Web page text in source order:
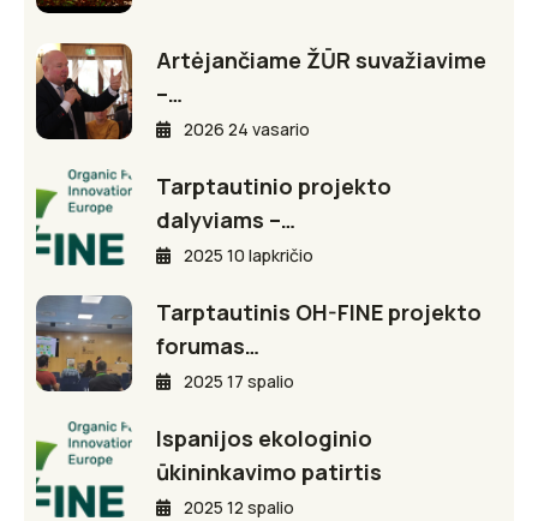
Artėjančiame ŽŪR suvažiavime
–…
2026 24 vasario
Tarptautinio projekto
dalyviams –…
2025 10 lapkričio
Tarptautinis OH-FINE projekto
forumas…
2025 17 spalio
Ispanijos ekologinio
ūkininkavimo patirtis
2025 12 spalio